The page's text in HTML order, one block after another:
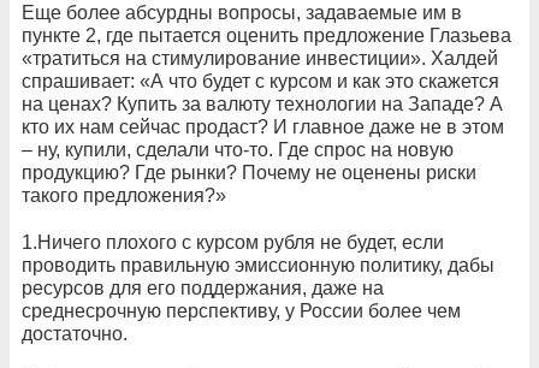
Еще более абсурдны вопросы, задаваемые им в
пункте 2, где пытается оценить предложение Глазьева
«тратиться на стимулирование инвестиции». Халдей
спрашивает: «А что будет с курсом и как это скажется
на ценах? Купить за валюту технологии на Западе? А
кто их нам сейчас продаст? И главное даже не в этом
– ну, купили, сделали что-то. Где спрос на новую
продукцию? Где рынки? Почему не оценены риски
такого предложения?»
1.Ничего плохого с курсом рубля не будет, если
проводить правильную эмиссионную политику, дабы
ресурсов для его поддержания, даже на
среднесрочную перспективу, у России более чем
достаточно.